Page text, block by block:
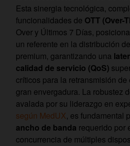
Esta sinergia tecnológica,
funcionalidades de OTT (Over-
Over y Últimos 7 Días,
un referente en la distribución
premium, garantizando una
calidad de servicio (QoS)
críticos para la retransmisión
gran envergadura. La robustez
avalada por su liderazgo en
según MedUX, es fundamental
ancho de banda requerido por
concurrencia de múltiples